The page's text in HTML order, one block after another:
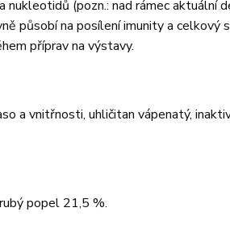
(pozn.: nad rámec aktuální
působí na posílení imunity a celkový
příprav na výstavy.
a vnitřnosti, uhličitan vápenatý,
popel 21,5 %.